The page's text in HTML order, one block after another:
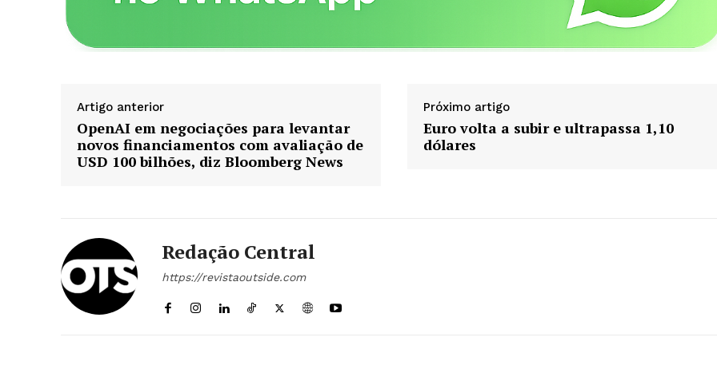
ASSINAR
Diretrizes Editoriais
Minha conta
Artigo anterior
OpenAI em negociações para levantar
novos financiamentos com avaliação de
USD 100 bilhões, diz Bloomberg News
Próximo artigo
Euro volta a subir e ultrapassa 1,10
dólares
Redação Central
https://revistaoutside.com